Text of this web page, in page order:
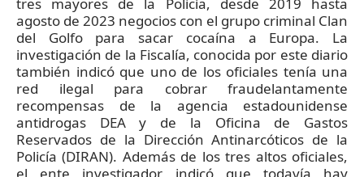
tres mayores de la Policía, desde 2019 hasta
agosto de 2023 negocios con el grupo criminal Clan
del Golfo para sacar cocaína a Europa. La
investigación de la Fiscalía, conocida por este diario
también indicó que uno de los oficiales tenía una
red ilegal para cobrar fraudelantamente
recompensas de la agencia estadounidense
antidrogas DEA y de la Oficina de Gastos
Reservados de la Dirección Antinarcóticos de la
Policía (DIRAN). Además de los tres altos oficiales,